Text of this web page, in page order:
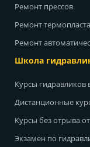
Ремонт прессов
Ремонт
Ремонт
Школа
Курсы гидравликов
Дистанционные
Курсы без отрыва
Экзамен по